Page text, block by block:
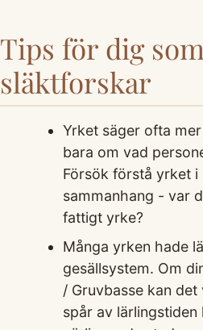
Tips för dig
släktforskar
Yrket säger ofta
bara om vad
Försök förstå yrket i
sammanhang - var
fattigt yrke?
Många yrken hade
gesällsystem. Om
/ Gruvbasse kan
spår av lärlingstiden